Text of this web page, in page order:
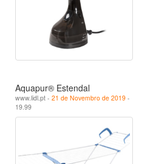
Aquapur® Estendal
www.lidl.pt - 21 de Novembro de 2019 -
19.99